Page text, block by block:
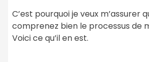
C’est pourquoi je veux m’assurer
comprenez bien le processus de
Voici ce qu’il en est.